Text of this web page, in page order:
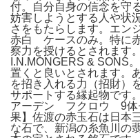
付。自分自身の信念を守
妨害しようとする人や状
さをもたらします。エ
赤白 ケースのみ。特に
察力を授けるとされます
I.N.MONGERS & SONS
置くと良いとされます。
を招き入れる力（招財）
サポートする縁起物です
アーデン フクロウ 9体
果】佐渡の赤玉石は日本
な石で、新潟の糸魚川の